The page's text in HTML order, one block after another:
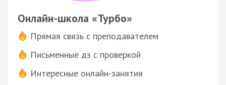
Онлайн-школа «Турбо»
Прямая связь с преподавателем
Письменные дз с проверкой
Интересные онлайн-занятия